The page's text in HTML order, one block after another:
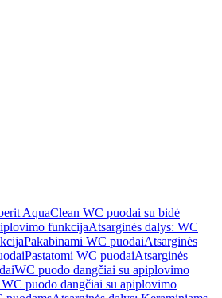
AquaClean WC puodai su bidė
funkcijaAtsarginės dalys: WC
Pakabinami WC puodaiAtsarginės
Pastatomi WC puodaiAtsarginės
WC puodo dangčiai su apiplovimo
puodo dangčiai su apiplovimo